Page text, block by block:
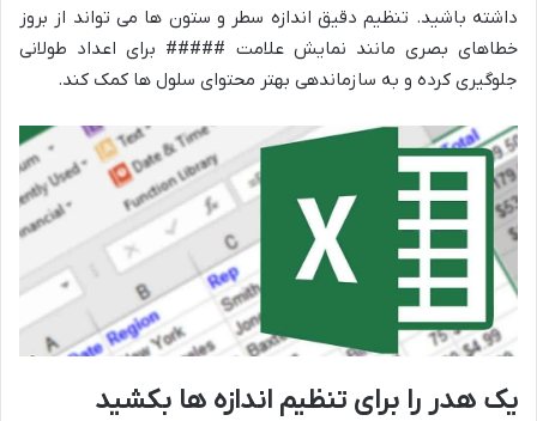
داشته باشید. تنظیم دقیق اندازه سطر و ستون ها می تواند از بروز
خطاهای بصری مانند نمایش علامت ##### برای اعداد طولانی
جلوگیری کرده و به سازماندهی بهتر محتوای سلول ها کمک کند.
یک هدر را برای تنظیم اندازه ها بکشید